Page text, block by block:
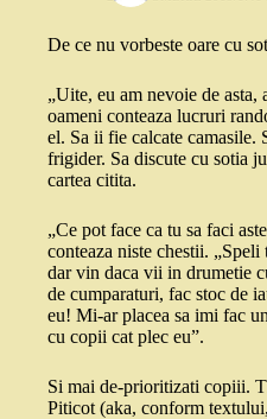
De ce nu vorbeste oare cu
„Uite, eu am nevoie de asta,
oameni conteaza lucruri
el. Sa ii fie calcate camasile.
frigider. Sa discute cu sotia
cartea citita.
„Ce pot face ca tu sa faci
conteaza niste chestii.
dar vin daca vii in drumetie
de cumparaturi, fac stoc de
eu! Mi-ar placea sa imi fac
cu copii cat plec eu”.
Si mai de-prioritizati copiii.
Piticot (aka, conform